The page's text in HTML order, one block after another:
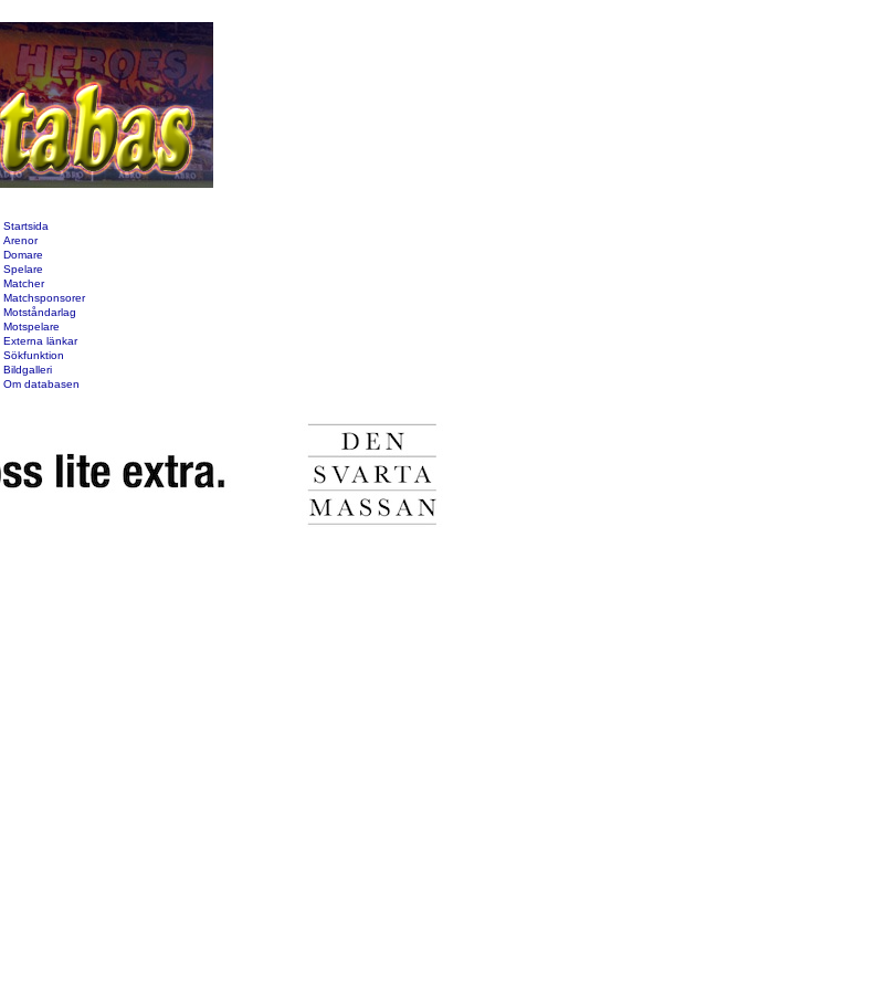
Startsida
Arenor
Domare
Spelare
Matcher
Matchsponsorer
Motståndarlag
Motspelare
Externa länkar
Sökfunktion
Bildgalleri
Om databasen